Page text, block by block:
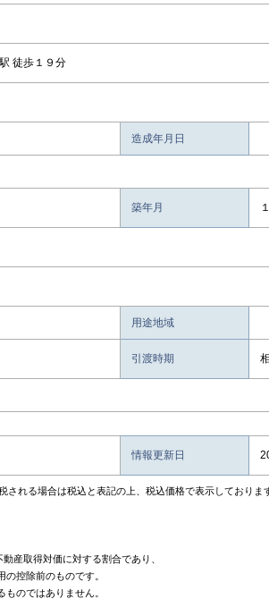
徒歩１９分
造成年月日
築年月
用途地域
引渡時期
情報更新日
れる場合は税込と表記の上、税込価格で表示しておりま
産取得対価に対する割合であり、
控除前のものです。
のではありません。